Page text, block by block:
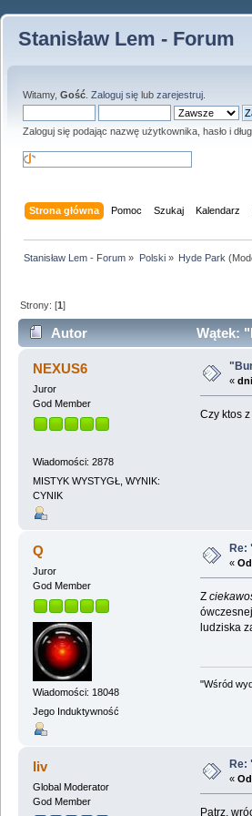
Stanisław Lem - Forum
Witamy, Gość Zaloguj się lub zarejestruj
Zaloguj się podając nazwę użytkownika, hasło i
Strona główna Pomoc Szukaj Kalendarz
Stanisław Lem - Forum » Polski» Hyde Park
Strony: [1]
Autor Wątek:
NEXUS6
Juror
God Member
Wiadomości: 2878
MISTYK WYSTYGŁ, WYNIK:
CYNIK
«
Czy ktos
Q
Juror
God Member
Wiadomości: 18048
Jego Induktywność
Re:
«
Z
ówczesnej
ludziska
"Wśród
liv
Global Moderator
God Member
Re:
«
Patrz,